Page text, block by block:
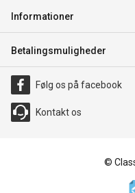
Informationer
Betalingsmuligheder
Følg os på facebook
Kontakt os
©